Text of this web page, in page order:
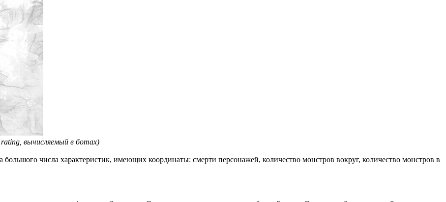
вычисляемый в ботах)
числа характеристик, имеющих координаты: смерти персонажей, количество монстров вокруг, количество монстров в